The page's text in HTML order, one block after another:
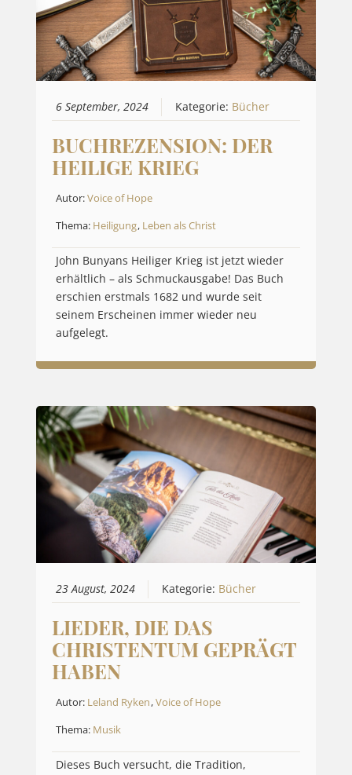
6 September, 2024 Kategorie: Bücher
BUCHREZENSION: DER
HEILIGE KRIEG
Autor:Voice of Hope
Thema: Heiligung, Leben als Christ
John Bunyans Heiliger Krieg ist jetzt wieder
erhältlich – als Schmuckausgabe! Das Buch
erschien erstmals 1682 und wurde seit
seinem Erscheinen immer wieder neu
aufgelegt.
23 August, 2024 Kategorie: Bücher
LIEDER, DIE DAS
CHRISTENTUM GEPRÄGT
HABEN
Autor: Leland Ryken,Voice of Hope
Thema: Musik
Dieses Buch versucht, die Tradition,